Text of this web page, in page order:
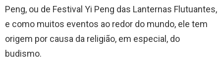
Peng, ou de Festival Yi Peng das Lanternas Flutuantes,
e como muitos eventos ao redor do mundo, ele tem
origem por causa da religião, em especial, do
budismo.